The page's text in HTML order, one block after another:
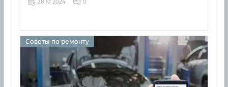
28 10 2024 0
Советы по ремонту